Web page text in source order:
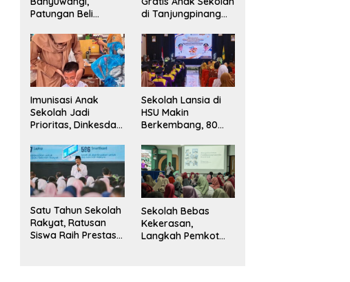
Patungan Beli
Menarik Minat Siswa
ke SD Negeri
di Tanjungpinang
Siswa
Imunisasi Anak
Sekolah Jadi
Prioritas, Dinkesda
Monitoring BIAS
2026
Sekolah Lansia di
HSU Makin
Berkembang, 80
Wisuda Tahun Ini
Satu Tahun Sekolah
Rakyat, Ratusan
Siswa Raih Prestasi
Sekolah Bebas
Kekerasan,
Langkah Pemkot